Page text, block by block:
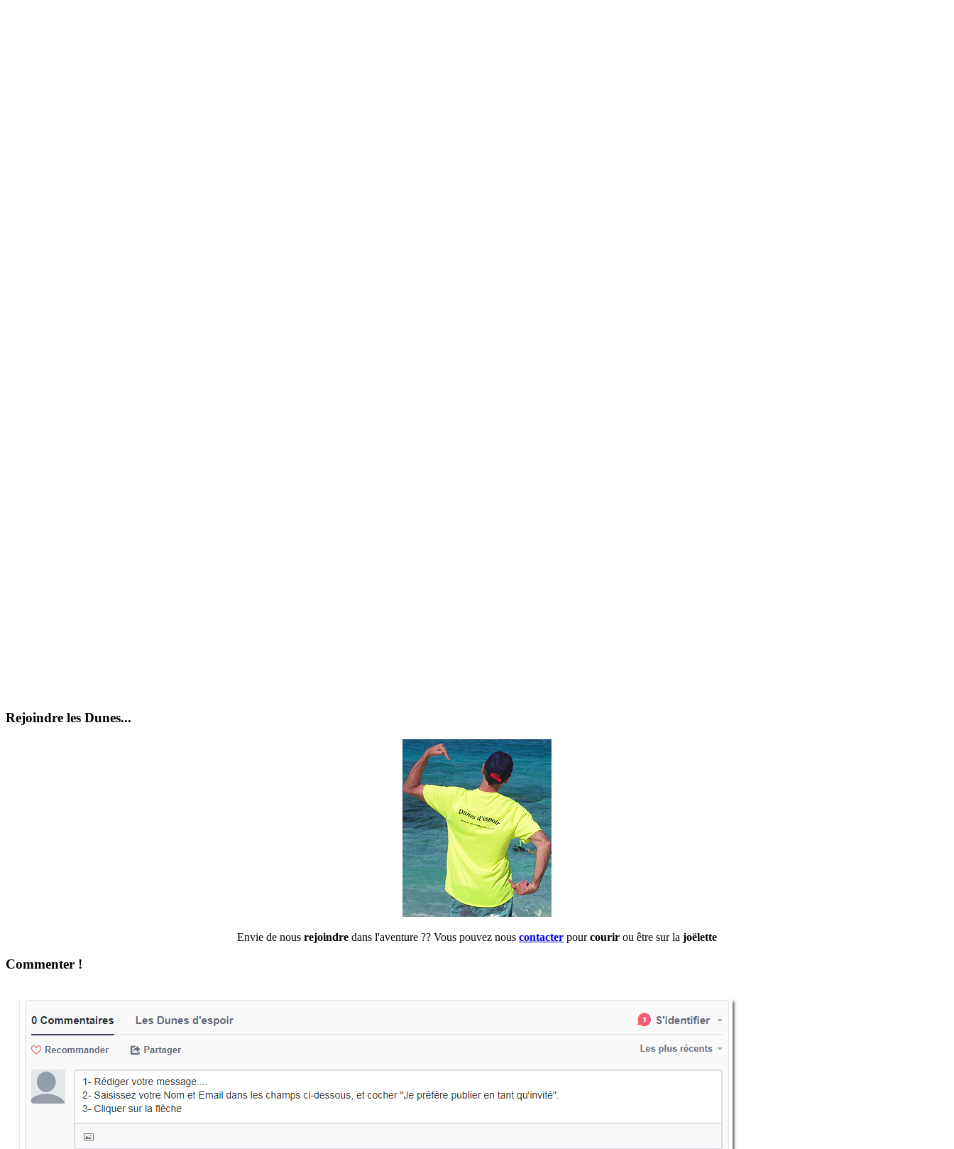
Rejoindre les Dunes...
Envie de nous rejoindre dans l'aventure ?? Vous pouvez nous contacter pourcourir ou être sur la joëlette
Commenter !